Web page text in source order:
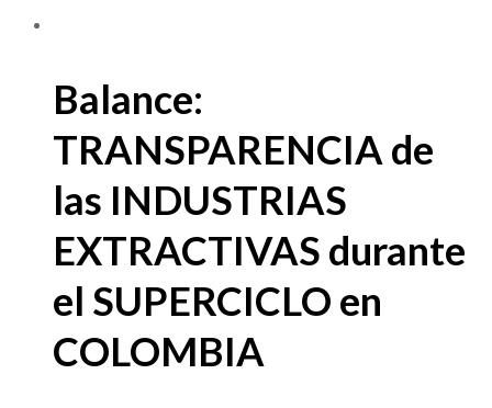
Balance:
TRANSPARENCIA de
las INDUSTRIAS
EXTRACTIVAS durante
el SUPERCICLO en
COLOMBIA